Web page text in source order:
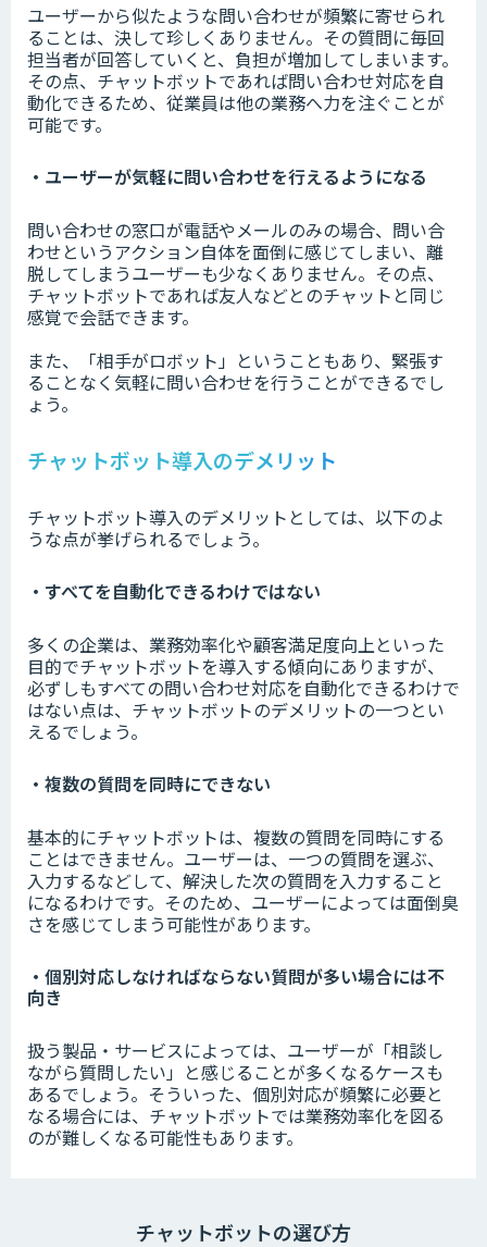
ユーザーから似たような問い合わせが頻繁に寄せられ
ることは、決して珍しくありません。その質問に毎回
担当者が回答していくと、負担が増加してしまいます。
その点、チャットボットであれば問い合わせ対応を自
動化できるため、従業員は他の業務へ力を注ぐことが
可能です。
・ユーザーが気軽に問い合わせを行えるようになる
問い合わせの窓口が電話やメールのみの場合、問い合
わせというアクション自体を面倒に感じてしまい、離
脱してしまうユーザーも少なくありません。その点、
チャットボットであれば友人などとのチャットと同じ
感覚で会話できます。
また、「相手がロボット」ということもあり、緊張す
ることなく気軽に問い合わせを行うことができるでし
ょう。
チャットボット導入のデメリット
チャットボット導入のデメリットとしては、以下のよ
うな点が挙げられるでしょう。
・すべてを自動化できるわけではない
多くの企業は、業務効率化や顧客満足度向上といった
目的でチャットボットを導入する傾向にありますが、
必ずしもすべての問い合わせ対応を自動化できるわけで
はない点は、チャットボットのデメリットの一つとい
えるでしょう。
・複数の質問を同時にできない
基本的にチャットボットは、複数の質問を同時にする
ことはできません。ユーザーは、一つの質問を選ぶ、
入力するなどして、解決した次の質問を入力すること
になるわけです。そのため、ユーザーによっては面倒臭
さを感じてしまう可能性があります。
・個別対応しなければならない質問が多い場合には不
向き
扱う製品・サービスによっては、ユーザーが「相談し
ながら質問したい」と感じることが多くなるケースも
あるでしょう。そういった、個別対応が頻繁に必要と
なる場合には、チャットボットでは業務効率化を図る
のが難しくなる可能性もあります。
チャットボットの選び方